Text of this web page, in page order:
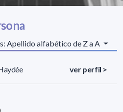
Apellido alfabético de Z a A
ver perfil >